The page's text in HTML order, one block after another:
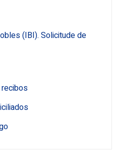
(IBI). Solicitude de
recibos